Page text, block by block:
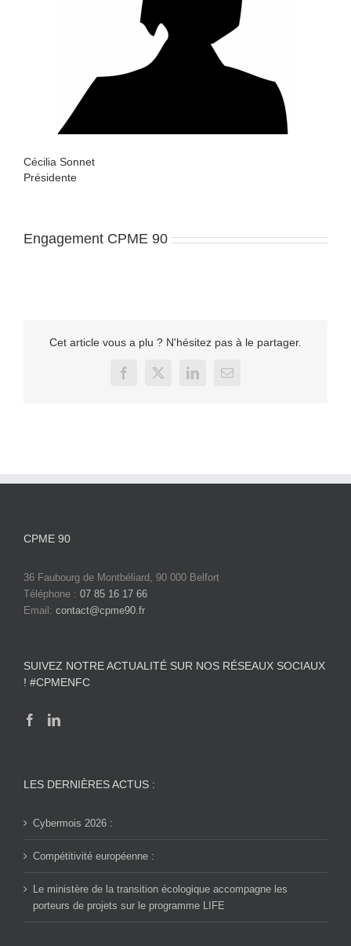
Cécilia Sonnet
Présidente
Engagement CPME 90
Cet article vous a plu ? N'hésitez pas à le partager.
Facebook
X LinkedInEmail
CPME 90
36 Faubourg de Montbéliard, 90 000 Belfort
Téléphone : 07 85 16 17 66
Email: contact@cpme90.fr
SUIVEZ NOTRE ACTUALITÉ SUR NOS RÉSEAUX SOCIAUX
! #CPMENFC
LES DERNIÈRES ACTUS :
Cybermois 2026 :
Compétitivité européenne :
Le ministère de la transition écologique accompagne les
porteurs de projets sur le programme LIFE